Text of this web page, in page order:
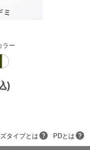
ラー
)
タイプとは PDとは